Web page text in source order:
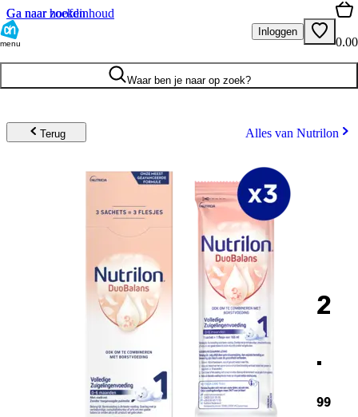
Ga naar hoofdinhoud
Ga naar zoeken
menu
Inloggen
0.00
Waar ben je naar op zoek?
Terug Alles van Nutrilon
2
.
99